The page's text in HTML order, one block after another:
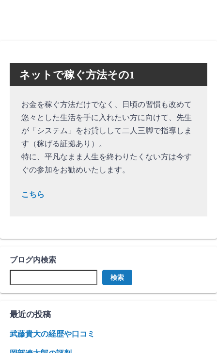
ネットで稼ぐ方法その1
お金を稼ぐ方法だけでなく、日頃の習慣も改めて
悠々とした生活を手に入れたい方に向けて、先生
が「システム」をお貸しして二人三脚で指導しま
す（稼げる証拠あり）。
特に、平凡なまま人生を終わりたくない方は今す
ぐの参加をお勧めいたします。
こちら
ブログ内検索
検索
最近の投稿
武藤貴大の経歴や口コミ